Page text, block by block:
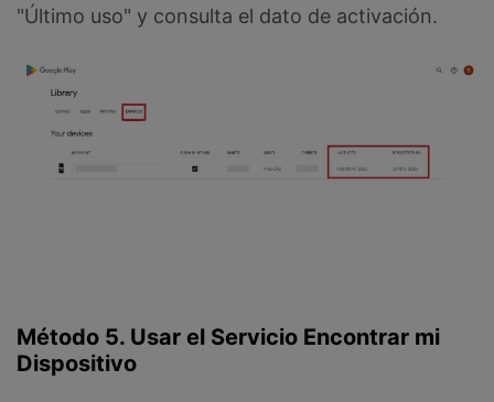
"Último uso" y consulta el dato de activación.
Método 5. Usar el Servicio Encontrar mi
Dispositivo